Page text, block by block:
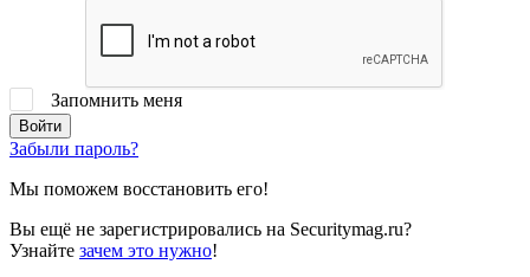
Запомнить меня
Забыли пароль?
Мы поможем восстановить его!
Вы ещё не зарегистрировались на Securitymag.ru?
Узнайте зачем это нужно!